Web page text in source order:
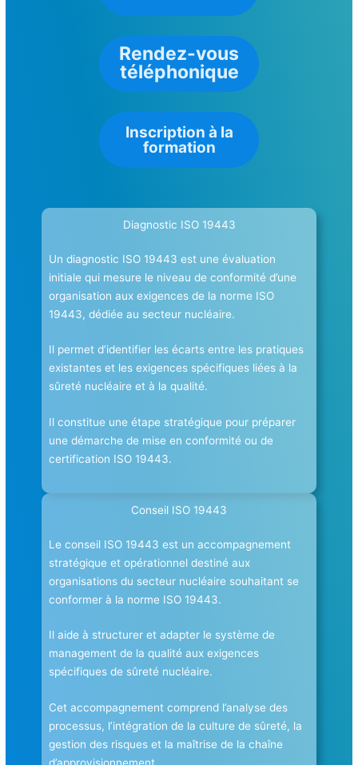
Rendez-vous
téléphonique
Inscription à la
formation
Diagnostic ISO 19443
Un diagnostic ISO 19443 est une évaluation
initiale qui mesure le niveau de conformité d’une
organisation aux exigences de la norme ISO
19443, dédiée au secteur nucléaire.
Il permet d’identifier les écarts entre les pratiques
existantes et les exigences spécifiques liées à la
sûreté nucléaire et à la qualité.
Il constitue une étape stratégique pour préparer
une démarche de mise en conformité ou de
certification ISO 19443.
Conseil ISO 19443
Le conseil ISO 19443 est un accompagnement
stratégique et opérationnel destiné aux
organisations du secteur nucléaire souhaitant se
conformer à la norme ISO 19443.
Il aide à structurer et adapter le système de
management de la qualité aux exigences
spécifiques de sûreté nucléaire.
Cet accompagnement comprend l’analyse des
processus, l’intégration de la culture de sûreté, la
gestion des risques et la maîtrise de la chaîne